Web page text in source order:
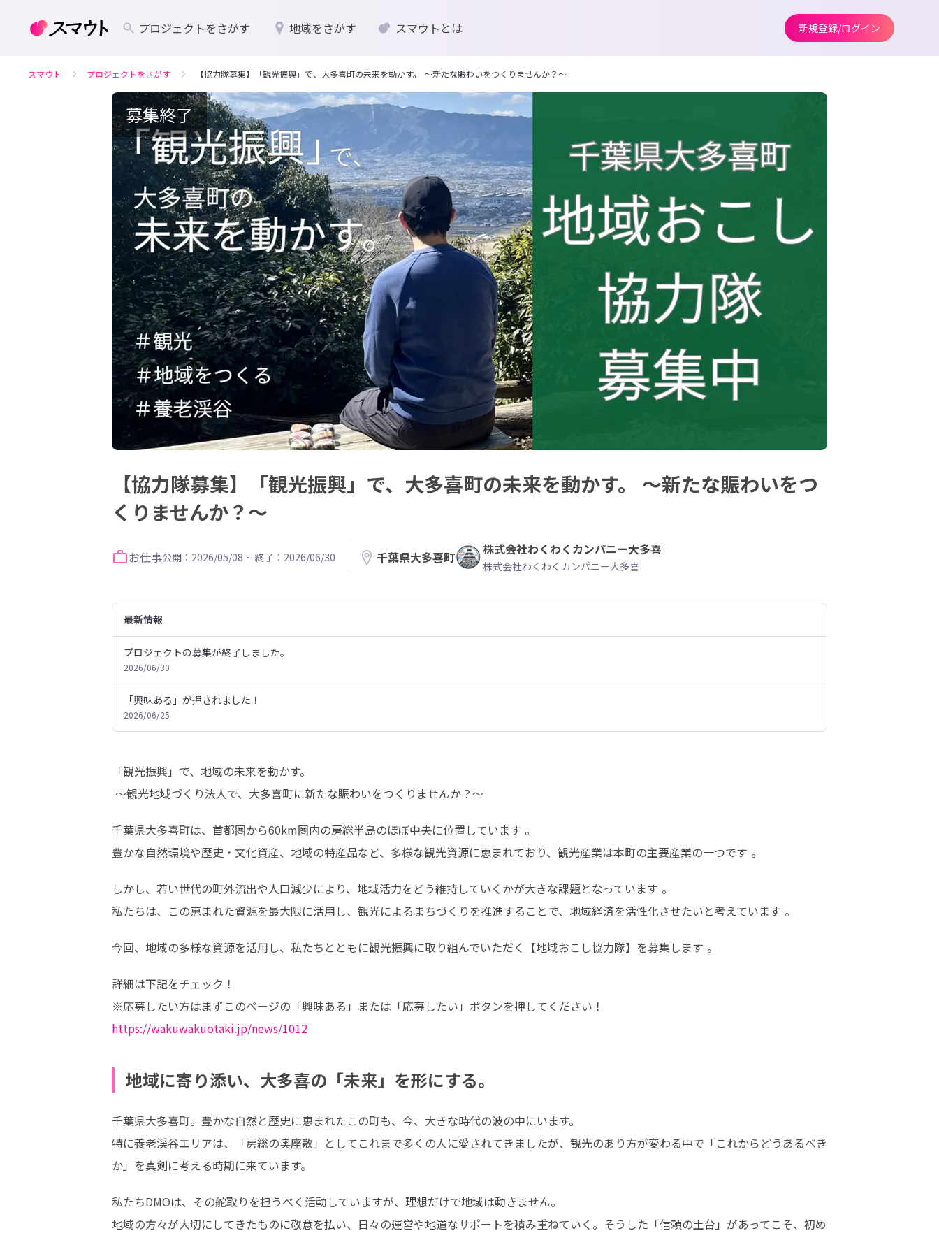
プロジェクトをさがす 地域をさがす スマウトとは 新規登録/ログイン
スマウト プロジェクトをさがす 【協力隊募集】「観光振興」で、大多喜町の未来を動かす。 ～新たな賑わいをつくりませんか？～
募集終了
【協力隊募集】「観光振興」で、大多喜町の未来を動かす。 ～新たな賑わいをつ
くりませんか？～
お仕事公開：2026/05/08 ~ 終了：2026/06/30 千葉県大多喜町 株式会社わくわくカンパニー大多喜
株式会社わくわくカンパニー大多喜
最新情報
プロジェクトの募集が終了しました。
2026/06/30
「興味ある」が押されました！
2026/06/25
「観光振興」で、地域の未来を動かす。
～観光地域づくり法人で、大多喜町に新たな賑わいをつくりませんか？～
千葉県大多喜町は、首都圏から60km圏内の房総半島のほぼ中央に位置しています 。
豊かな自然環境や歴史・文化資産、地域の特産品など、多様な観光資源に恵まれており、観光産業は本町の主要産業の一つです 。
しかし、若い世代の町外流出や人口減少により、地域活力をどう維持していくかが大きな課題となっています 。
私たちは、この恵まれた資源を最大限に活用し、観光によるまちづくりを推進することで、地域経済を活性化させたいと考えています 。
今回、地域の多様な資源を活用し、私たちとともに観光振興に取り組んでいただく【地域おこし協力隊】を募集します 。
詳細は下記をチェック！
https://wakuwakuotaki.jp/news/1012
地域に寄り添い、大多喜の「未来」を形にする。
千葉県大多喜町。豊かな自然と歴史に恵まれたこの町も、今、大きな時代の波の中にいます。
特に養老渓谷エリアは、「房総の奥座敷」としてこれまで多くの人に愛されてきましたが、観光のあり方が変わる中で「これからどうあるべき
か」を真剣に考える時期に来ています。
私たちDMOは、その舵取りを担うべく活動していますが、理想だけで地域は動きません。
地域の方々が大切にしてきたものに敬意を払い、日々の運営や地道なサポートを積み重ねていく。そうした「信頼の土台」があってこそ、初め